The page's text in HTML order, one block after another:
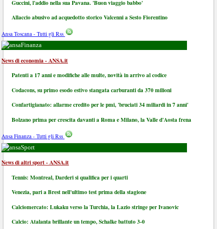
Guccini, l'addio nella sua Pavana. 'Buon viaggio babbo'
Allaccio abusivo ad acquedotto storico Valcenni a Sesto Fiorentino
Ansa Toscana - Tutti gli Rss
Finanza
News di economia - ANSA.it
Patenti a 17 anni e modifiche alle multe, novità in arrivo al codice
Codacons, su primo esodo estivo stangata carburanti da 370 milioni
Confartigianato: allarme credito per le pmi, 'bruciati 34 miliardi in 7 anni'
Bolzano prima per crescita davanti a Roma e Milano, la Valle d'Aosta frena
Ansa Finanza - Tutti gli Rss
Sport
News di altri sport - ANSA.it
Tennis: Montreal, Darderi si qualifica per i quarti
Venezia, pari a Brest nell'ultimo test prima della stagione
Calciomercato: Lukaku verso la Turchia, la Lazio stringe per Ivanovic
Calcio: Atalanta brillante un tempo, Schalke battuto 3-0